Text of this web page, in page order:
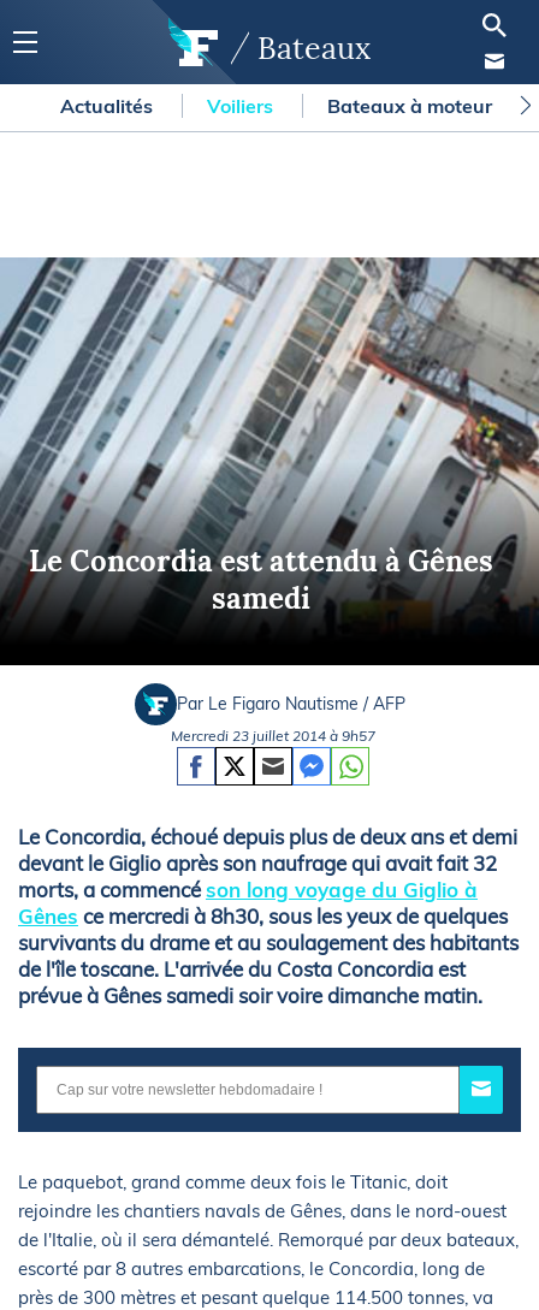
Bateaux
Actualités Voiliers Bateaux à moteur
Le Concordia est attendu à Gênes
samedi
Par Le Figaro Nautisme / AFP
Mercredi 23 juillet 2014 à 9h57
Le Concordia, échoué depuis plus de deux ans et demi
devant le Giglio après son naufrage qui avait fait 32
morts, a commencéson long voyage du Giglio à
Gênes ce mercredi à 8h30, sous les yeux de quelques
survivants du drame et au soulagement des habitants
de l'île toscane. L'arrivée du Costa Concordia est
prévue à Gênes samedi soir voire dimanche matin.
Le paquebot, grand comme deux fois le Titanic, doit
rejoindre les chantiers navals de Gênes, dans le nord-ouest
de l'Italie, où il sera démantelé. Remorqué par deux bateaux,
escorté par 8 autres embarcations, le Concordia, long de
près de 300 mètres et pesant quelque 114.500 tonnes, va